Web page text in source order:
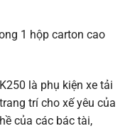
1 hộp carton cao
là phụ kiện xe tải
trí cho xế yêu của
của các bác tài,